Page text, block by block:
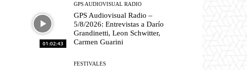
01:02:43
GPS AUDIOVISUAL RADIO
GPS Audiovisual Radio –
5/8/2026: Entrevistas a Darío
Grandinetti, Leon Schwitter,
Carmen Guarini
FESTIVALES